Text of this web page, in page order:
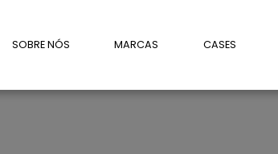
SOBRE NÓS MARCAS CASES